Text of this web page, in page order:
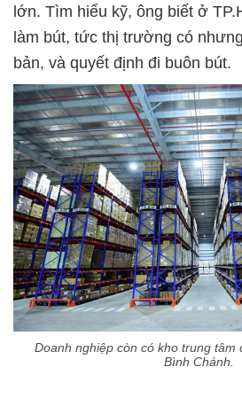
lớn. Tìm hiểu kỹ, ông biết ở
làm bút, tức thị trường có
bản, và quyết định đi buôn bút.
Doanh nghiệp còn có kho trung tâm
Bình Chánh.